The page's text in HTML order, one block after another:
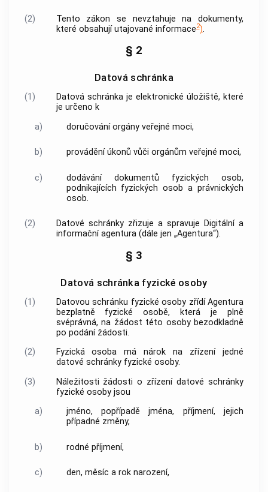
(2)
Tento zákon se nevztahuje na dokumenty,
které obsahují utajované informace2).
§ 2
Datová schránka
(1)
Datová schránka je elektronické úložiště, které
je určeno k
a)
doručování orgány veřejné moci,
b) provádění úkonů vůči orgánům veřejné moci,
c)
dodávání dokumentů fyzických osob,
podnikajících fyzických osob a právnických
osob.
(2)
Datové schránky zřizuje a spravuje Digitální a
informační agentura (dále jen „Agentura“).
§ 3
Datová schránka fyzické osoby
(1)
Datovou schránku fyzické osoby zřídí Agentura
bezplatně fyzické osobě, která je plně
svéprávná, na žádost této osoby bezodkladně
po podání žádosti.
(2)
Fyzická osoba má nárok na zřízení jedné
datové schránky fyzické osoby.
(3)
Náležitosti žádosti o zřízení datové schránky
fyzické osoby jsou
a)
jméno, popřípadě jména, příjmení, jejich
případné změny,
b) rodné příjmení,
c) den, měsíc a rok narození,